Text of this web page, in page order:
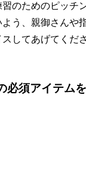
のためのピッチ
う、親御さんや
してあげてくださ
必須アイテムを